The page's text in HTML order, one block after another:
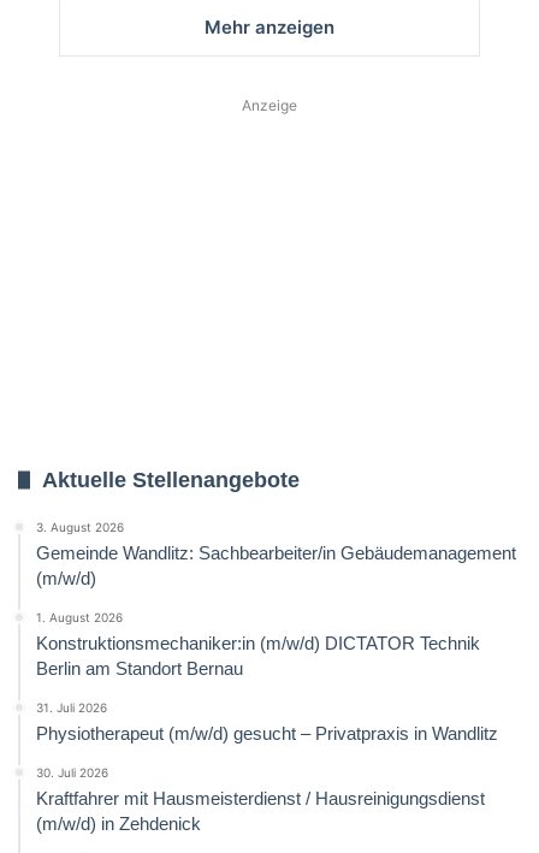
Mehr anzeigen
Anzeige
Aktuelle Stellenangebote
3. August 2026
Gemeinde Wandlitz: Sachbearbeiter/in Gebäudemanagement
(m/w/d)
1. August 2026
Konstruktionsmechaniker:in (m/w/d) DICTATOR Technik
Berlin am Standort Bernau
31. Juli 2026
Physiotherapeut (m/w/d) gesucht – Privatpraxis in Wandlitz
30. Juli 2026
Kraftfahrer mit Hausmeisterdienst / Hausreinigungsdienst
(m/w/d) in Zehdenick